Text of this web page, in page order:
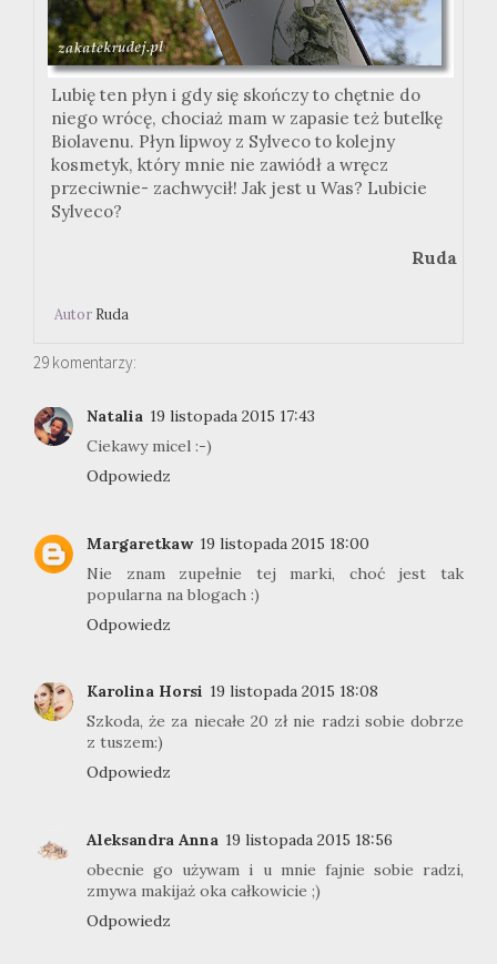
Lubię ten płyn i gdy się skończy to chętnie do
niego wrócę, chociaż mam w zapasie też butelkę
Biolavenu. Płyn lipwoy z Sylveco to kolejny
kosmetyk, który mnie nie zawiódł a wręcz
przeciwnie- zachwycił! Jak jest u Was? Lubicie
Sylveco?
Ruda
Autor Ruda
29 komentarzy:
Natalia 19 listopada 2015 17:43
Ciekawy micel :-)
Odpowiedz
Margaretkaw 19 listopada 2015 18:00
Nie znam zupełnie tej marki, choć jest tak
popularna na blogach :)
Odpowiedz
Karolina Horsi 19 listopada 2015 18:08
Szkoda, że za niecałe 20 zł nie radzi sobie dobrze
z tuszem:)
Odpowiedz
Aleksandra Anna 19 listopada 2015 18:56
obecnie go używam i u mnie fajnie sobie radzi,
zmywa makijaż oka całkowicie ;)
Odpowiedz